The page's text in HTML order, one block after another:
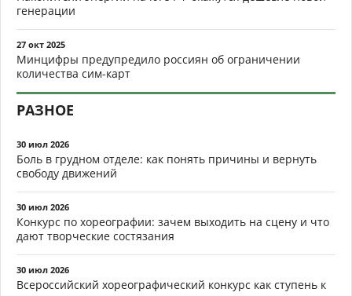
генерации
27 окт 2025
Минцифры предупредило россиян об ограничении
количества сим-карт
РАЗНОЕ
30 июл 2026
Боль в грудном отделе: как понять причины и вернуть
свободу движений
30 июл 2026
Конкурс по хореографии: зачем выходить на сцену и что
дают творческие состязания
30 июл 2026
Всероссийский хореографический конкурс как ступень к